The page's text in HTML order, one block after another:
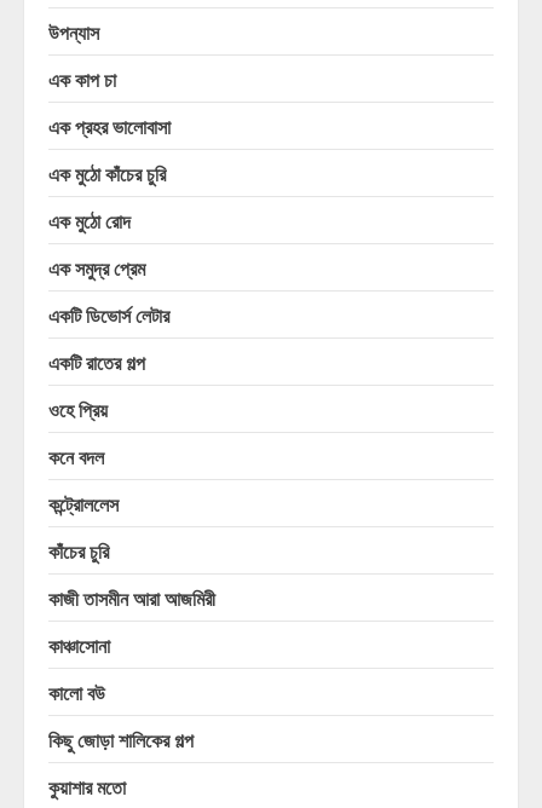
উপন্যাস
এক কাপ চা
এক প্রহর ভালোবাসা
এক মুঠো কাঁচের চুরি
এক মুঠো রোদ
এক সমুদ্র প্রেম
একটি ডিভোর্স লেটার
একটি রাতের গল্প
ওহে প্রিয়
কনে বদল
কন্ট্রোললেস
কাঁচের চুরি
কাজী তাসমীন আরা আজমিরী
কাঞ্চাসোনা
কালো বউ
কিছু জোড়া শালিকের গল্প
কুয়াশার মতো